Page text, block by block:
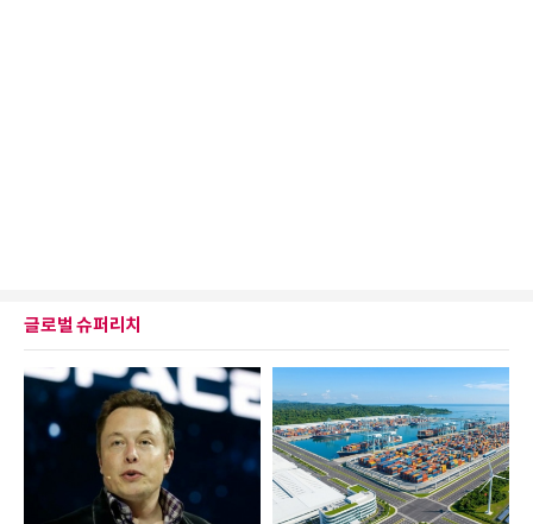
글로벌 슈퍼리치